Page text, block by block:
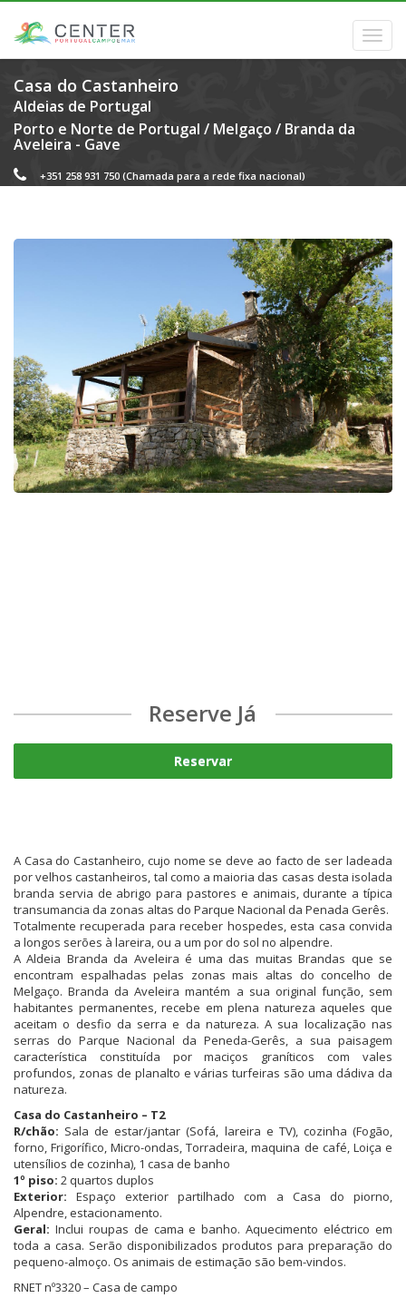
Casa do Castanheiro
Aldeias de Portugal
Porto e Norte de Portugal / Melgaço / Branda da
Aveleira - Gave
+351 258 931 750 (Chamada para a rede fixa nacional)
Reserve Já
Reservar
A Casa do Castanheiro, cujo nome se deve ao facto de ser ladeada
por velhos castanheiros, tal como a maioria das casas desta isolada
branda servia de abrigo para pastores e animais, durante a típica
transumancia da zonas altas do Parque Nacional da Penada Gerês.
Totalmente recuperada para receber hospedes, esta casa convida
a longos serões à lareira, ou a um por do sol no alpendre.
A Aldeia Branda da Aveleira é uma das muitas Brandas que se
encontram espalhadas pelas zonas mais altas do concelho de
Melgaço. Branda da Aveleira mantém a sua original função, sem
habitantes permanentes, recebe em plena natureza aqueles que
aceitam o desfio da serra e da natureza. A sua localização nas
serras do Parque Nacional da Peneda-Gerês, a sua paisagem
característica constituída por maciços graníticos com vales
profundos, zonas de planalto e várias turfeiras são uma dádiva da
natureza.
Casa do Castanheiro – T2
R/chão: Sala de estar/jantar (Sofá, lareira e TV), cozinha (Fogão,
forno, Frigorífico, Micro-ondas, Torradeira, maquina de café, Loiça e
utensílios de cozinha), 1 casa de banho
1º piso: 2 quartos duplos
Exterior:Espaço exterior partilhado com a Casa do piorno,
Alpendre, estacionamento.
Geral: Inclui roupas de cama e banho. Aquecimento eléctrico em
toda a casa. Serão disponibilizados produtos para preparação do
pequeno-almoço. Os animais de estimação são bem-vindos.
RNET nº3320 – Casa de campo